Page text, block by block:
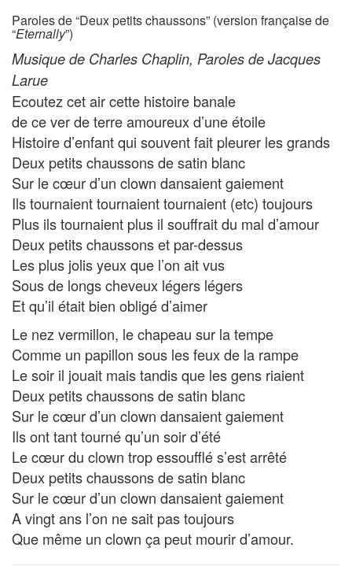
Paroles de “Deux petits chaussons” (version française de
“Eternally”)
Musique de Charles Chaplin, Paroles de Jacques
Larue
Ecoutez cet air cette histoire banale
de ce ver de terre amoureux d’une étoile
Histoire d’enfant qui souvent fait pleurer les grands
Deux petits chaussons de satin blanc
Sur le cœur d’un clown dansaient gaiement
Ils tournaient tournaient tournaient (etc) toujours
Plus ils tournaient plus il souffrait du mal d’amour
Deux petits chaussons et par-dessus
Les plus jolis yeux que l’on ait vus
Sous de longs cheveux légers légers
Et qu’il était bien obligé d’aimer
Le nez vermillon, le chapeau sur la tempe
Comme un papillon sous les feux de la rampe
Le soir il jouait mais tandis que les gens riaient
Deux petits chaussons de satin blanc
Sur le cœur d’un clown dansaient gaiement
Ils ont tant tourné qu’un soir d’été
Le cœur du clown trop essoufflé s’est arrêté
Deux petits chaussons de satin blanc
Sur le cœur d’un clown dansaient gaiement
A vingt ans l’on ne sait pas toujours
Que même un clown ça peut mourir d’amour.